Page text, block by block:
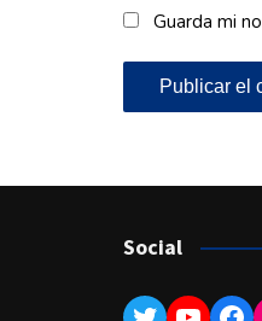
Guarda mi
Social